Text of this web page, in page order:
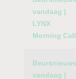
vandaag |
LYNX
Morning Call
Beursnieuws
vandaag |